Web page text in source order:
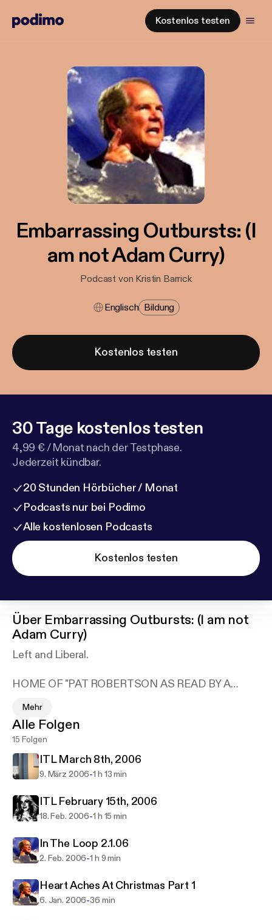
Kostenlos testen
Embarrassing Outbursts: (I
am not Adam Curry)
Podcast von Kristin Barrick
Englisch Bildung
Kostenlos testen
30 Tage kostenlos testen
4,99 € / Monat nach der Testphase.
Jederzeit kündbar.
20 Stunden Hörbücher / Monat
Podcasts nur bei Podimo
Alle kostenlosen Podcasts
Kostenlos testen
Über Embarrassing Outbursts: (I am not
Adam Curry)
Left and Liberal.
HOME OF "PAT ROBERTSON AS READ BY A
News and pop-culture from a student at The
School of the Art Institute of Chicago who's
into...news and pop-culture. I enjoy embarrassing
myself. Listen LIVE at freeradiosaic.org on
extra outbursts!
Mehr
Alle Folgen
15 Folgen
ITL March 8th, 2006
9. März 2006-1 h 13 min
ITL February 15th, 2006
18. Feb. 2006-1 h 15 min
In The Loop 2.1.06
2. Feb. 2006-1 h 9 min
Heart Aches At Christmas Part 1
6. Jan. 2006-36 min